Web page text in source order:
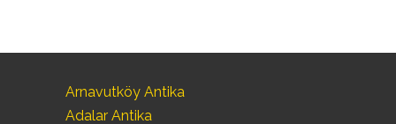
Arnavutköy Antika
Adalar Antika